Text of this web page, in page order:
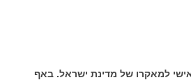
למאקרו של מדינת ישראל. באף